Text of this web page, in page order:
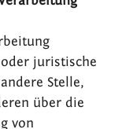
juristische
Stelle,
über die
von